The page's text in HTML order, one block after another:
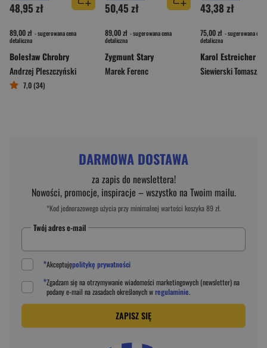
48,95 zł
89,00 zł - sugerowana cena
detaliczna
Bolesław Chrobry
Andrzej Pleszczyński
7,0 (34)
50,45 zł
89,00 zł - sugerowana cena
detaliczna
Zygmunt Stary
Marek Ferenc
43,38 zł
75,00 zł - sugerowana cena
detaliczna
Karol Estreicher
Siewierski Tomasz,
DARMOWA DOSTAWA
za zapis do newslettera!
Nowości, promocje, inspiracje – wszystko na Twoim mailu.
*Kod jednorazowego użycia przy minimalnej wartości koszyka 89 zł.
Twój adres e-mail
*Akceptujępolitykę prywatności
*Zgadzam się na otrzymywanie wiadomości marketingowych (newsletter) na
podanye-mail na zasadach określonych wregulaminie.
ZAPISZ SIĘ